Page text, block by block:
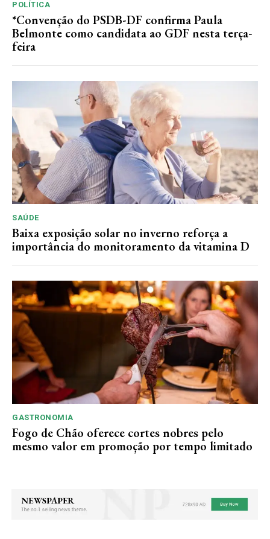
POLÍTICA
*Convenção do PSDB-DF confirma Paula
Belmonte como candidata ao GDF nesta terça-
feira
SAÚDE
Baixa exposição solar no inverno reforça a
importância do monitoramento da vitamina D
GASTRONOMIA
Fogo de Chão oferece cortes nobres pelo
mesmo valor em promoção por tempo limitado